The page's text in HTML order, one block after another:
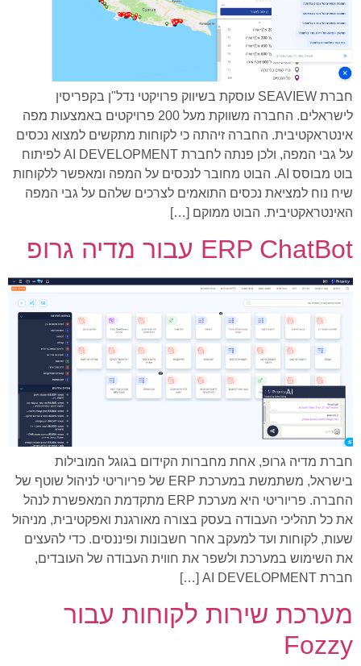
חברת SEAVIEW עוסקת בשיווק פרויקטי נדל"ן בקפריסין
לישראלים. החברה משווקת מעל 200 פרויקטים באמצעות מפה
אינטראקטיבית. החברה זיהתה כי לקוחות מתקשים למצוא נכסים
על גבי המפה, ולכן פנתה לחברת AI DEVELOPMENT לפיתוח
בוט מבוסס AI. הבוט מחובר לנכסים על המפה ומאפשר ללקוחות
שיח נוח למציאת נכסים התואמים לצרכים שלהם על גבי המפה
האינטראקטיבית. הבוט ממוקם […]
ERP ChatBot עבור מדיה גרופ
חברת מדיה גרופ, אחת מחברות הקידום בגוגל המובילות
בישראל, משתמשת במערכת ERP של פריוריטי לניהול שוטף של
החברה. פריוריטי היא מערכת ERP מתקדמת המאפשרת לנהל
את כל תהליכי העבודה בעסק בצורה מאורגנת ואפקטיבית, מניהול
שעות, לקוחות ועד למעקב אחר חשבונות ופיננסים. כדי להעצים
את השימוש במערכת ולשפר את חווית העבודה של העובדים,
חברת AI DEVELOPMENT […]
מערכת שירות לקוחות עבור
Fozzy